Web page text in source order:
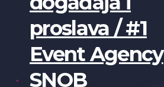
proslava / #1
Event Agency
SNOB